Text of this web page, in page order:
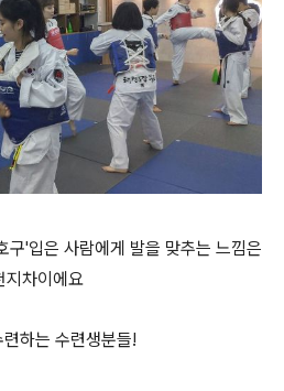
구'입은 사람에게 발을 맞추는 느낌은
지차이에요
련하는 수련생분들!